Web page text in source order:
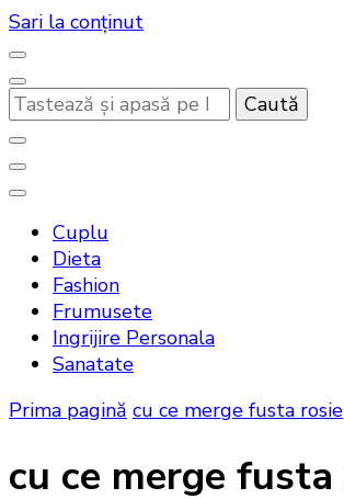
Sari la conținut
Cauți
ceva?
Bandoux
Cuplu
Dieta
Fashion
Frumusete
Ingrijire Personala
Sanatate
Prima pagină cu ce merge fusta rosie
cu ce merge fusta